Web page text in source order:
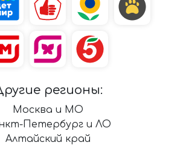
регионы:
Москва и МО
Петербург и ЛО
Алтайский край